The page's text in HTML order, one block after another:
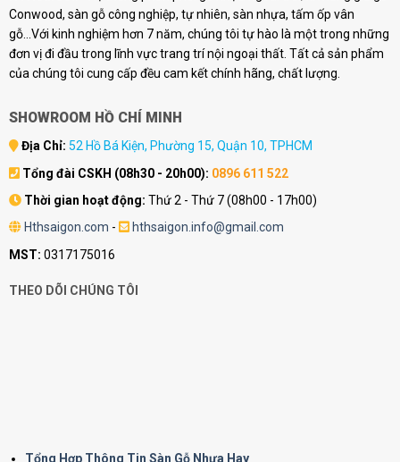
Conwood, sàn gỗ công nghiệp, tự nhiên, sàn nhựa, tấm ốp vân
gỗ...Với kinh nghiệm hơn 7 năm, chúng tôi tự hào là một trong những
đơn vị đi đầu trong lĩnh vực trang trí nội ngoại thất. Tất cả sản phẩm
của chúng tôi cung cấp đều cam kết chính hãng, chất lượng.
SHOWROOM HỒ CHÍ MINH
Địa Chỉ: 52 Hồ Bá Kiện, Phường 15, Quận 10, TPHCM
Tổng đài CSKH (08h30 - 20h00): 0896 611 522
Thời gian hoạt động: Thứ 2 - Thứ 7 (08h00 - 17h00)
Hthsaigon.com -
hthsaigon.info@gmail.com
MST: 0317175016
THEO DÕI CHÚNG TÔI
Tổng Hợp Thông Tin Sàn Gỗ Nhựa Hay